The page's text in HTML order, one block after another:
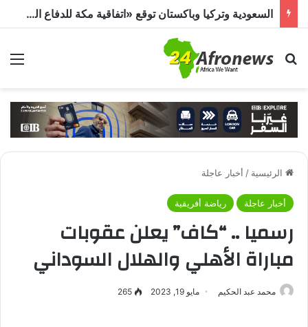
السعودية وتركيا وباكستان توقع «اتفاقية مكة للدفاع المشترك».. هجوم على دولة يُعد اعتداءً على الجميع
بحث عن
الرئيسية / أخبار عاجلة
أخبار عاجلة رياضة أفريقية
رسميا .. “كاف” يعلن عقوبات
مباراة الأهلي والهلال السوداني
محمد عبد الحكيم مايو 19, 2023 265